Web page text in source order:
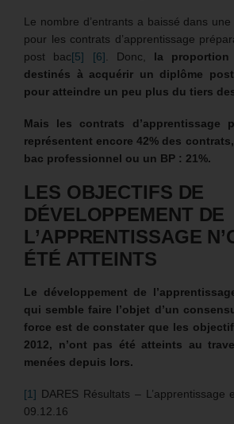
Le nombre d’entrants a baissé dans
pour les contrats d’apprentissage
post bac[5] [6] . Donc, la
destinés à acquérir un diplôme
pour atteindre un peu plus du tiers
Mais les contrats d’apprentissage
représentent encore 42% des
bac professionnel ou un BP : 21%.
LES OBJECTIFS DE
DÉVELOPPEMENT DE
L’APPRENTISSAGE
ÉTÉ ATTEINTS
Le développement de
qui semble faire l’objet d’un
force est de constater que les
2012, n’ont pas été atteints au
menées depuis lors.
[1] DARES Résultats –
09.12.16